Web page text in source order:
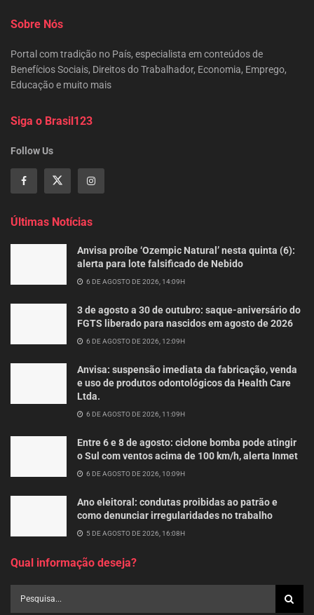
Sobre Nós
Portal com tradição no País, especialista em conteúdos de
Benefícios Sociais, Direitos do Trabalhador, Economia, Emprego,
Educação e muito mais
Siga o Brasil123
Follow Us
Últimas Notícias
Anvisa proíbe ‘Ozempic Natural’ nesta quinta (6):
alerta para lote falsificado de Nebido
6 DE AGOSTO DE 2026, 14:09H
3 de agosto a 30 de outubro: saque-aniversário do
FGTS liberado para nascidos em agosto de 2026
6 DE AGOSTO DE 2026, 12:09H
Anvisa: suspensão imediata da fabricação, venda
e uso de produtos odontológicos da Health Care
Ltda.
6 DE AGOSTO DE 2026, 11:09H
Entre 6 e 8 de agosto: ciclone bomba pode atingir
o Sul com ventos acima de 100 km/h, alerta Inmet
6 DE AGOSTO DE 2026, 10:09H
Ano eleitoral: condutas proibidas ao patrão e
como denunciar irregularidades no trabalho
5 DE AGOSTO DE 2026, 16:08H
Qual informação deseja?